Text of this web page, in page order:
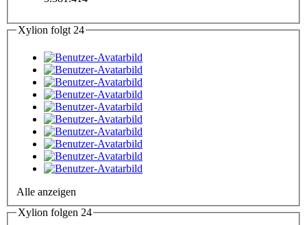
Xylion folgt 24
Alle anzeigen
Xylion folgen 24